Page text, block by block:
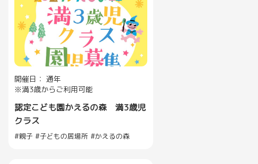
開催日： 通年
※満3歳からご利用可能
認定こども園かえるの森 満3歳児
クラス
親子 子どもの居場所 かえるの森